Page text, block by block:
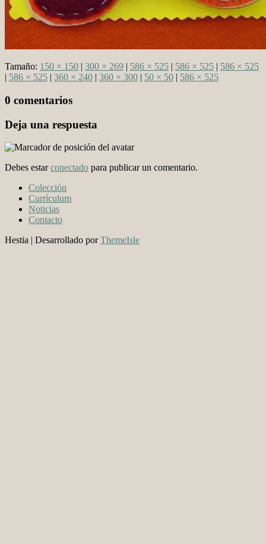
Tamaño: 150 × 150 | 300 × 269 | 586 × 525 | 586 × 525 | 586 × 525
| 586 × 525 | 360 × 240 | 360 × 300 | 50 × 50 | 586 × 525
0 comentarios
Deja una respuesta
Debes estarconectado para publicar un comentario.
Colección
Currículum
Noticias
Contacto
Hestia | Desarrollado porThemeIsle